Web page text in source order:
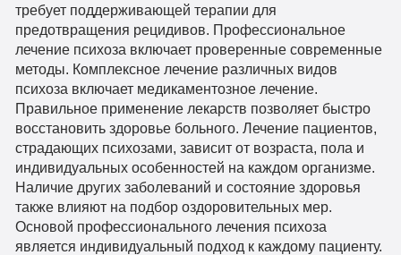
требует поддерживающей терапии для
предотвращения рецидивов. Профессиональное
лечение психоза включает проверенные современные
методы. Комплексное лечение различных видов
психоза включает медикаментозное лечение.
Правильное применение лекарств позволяет быстро
восстановить здоровье больного. Лечение пациентов,
страдающих психозами, зависит от возраста, пола и
индивидуальных особенностей на каждом организме.
Наличие других заболеваний и состояние здоровья
также влияют на подбор оздоровительных мер.
Основой профессионального лечения психоза
является индивидуальный подход к каждому пациенту.